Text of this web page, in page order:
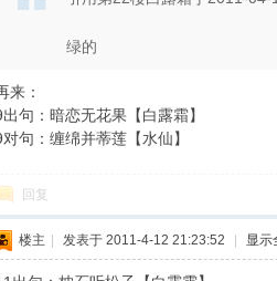
绿的
来：
出句：暗恋无花果【白露霜】
对句：缠绵并蒂莲【水仙】
回复
楼主 发表于 2011-4-12 21:23:52 显示